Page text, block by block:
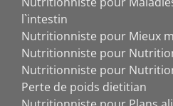
l`intestin
Nutritionniste pour Mieux
Nutritionniste pour
Nutritionniste pour
Perte de poids dietitian